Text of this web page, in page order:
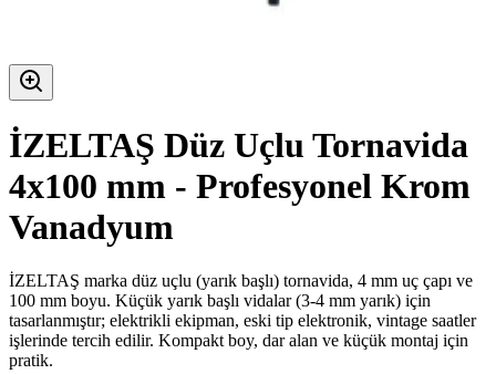
İZELTAŞ Düz Uçlu Tornavida
4x100 mm - Profesyonel Krom
Vanadyum
İZELTAŞ marka düz uçlu (yarık başlı) tornavida, 4 mm uç çapı ve
100 mm boyu. Küçük yarık başlı vidalar (3-4 mm yarık) için
tasarlanmıştır; elektrikli ekipman, eski tip elektronik, vintage saatler
işlerinde tercih edilir. Kompakt boy, dar alan ve küçük montaj için
pratik.